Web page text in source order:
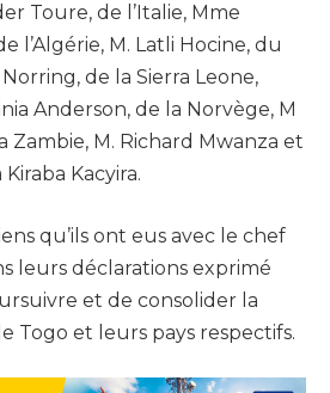
Toure, de l’Italie, Mme
l’Algérie, M. Latli Hocine, du
de la Sierra Leone,
Anderson, de la Norvège, M
Zambie, M. Richard Mwanza et
Kacyira.
qu’ils ont eus avec le chef
leurs déclarations exprimé
et de consolider la
Togo et leurs pays respectifs.